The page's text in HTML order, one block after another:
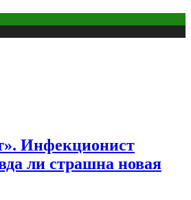
Инфекционист
ли страшна новая